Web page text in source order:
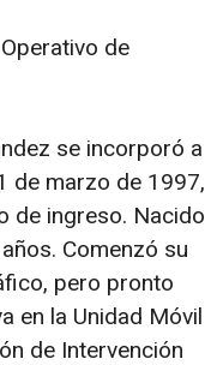
de
se incorporó a
de marzo de 1997,
de ingreso. Nacido
Comenzó su
pero pronto
en la Unidad Móvil
de Intervención